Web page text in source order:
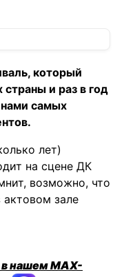
который
и раз в год
самых
лет)
на сцене ДК
возможно, что
актовом зале
в нашем MAX-